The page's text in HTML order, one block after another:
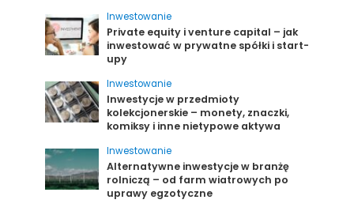
Inwestowanie
Private equity i venture capital – jak
inwestować w prywatne spółki i start-
upy
Inwestowanie
Inwestycje w przedmioty
kolekcjonerskie – monety, znaczki,
komiksy i inne nietypowe aktywa
Inwestowanie
Alternatywne inwestycje w branżę
rolniczą – od farm wiatrowych po
uprawy egzotyczne